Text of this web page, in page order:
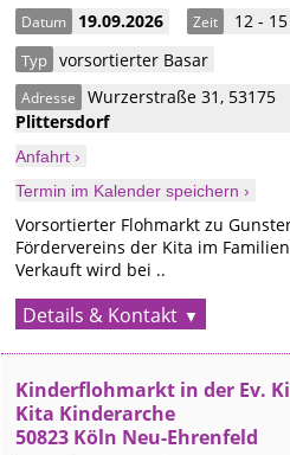
Datum 19.09.2026 Zeit 12 -
Typ vorsortierter Basar
Adresse Wurzerstraße 31, 53175
Plittersdorf
Anfahrt ›
Termin im Kalender speichern ›
Vorsortierter Flohmarkt zu
Fördervereins der Kita im
Verkauft wird bei ..
Details & Kontakt
Kinderflohmarkt in der Ev.
Kita Kinderarche
50823 Köln Neu-Ehrenfeld